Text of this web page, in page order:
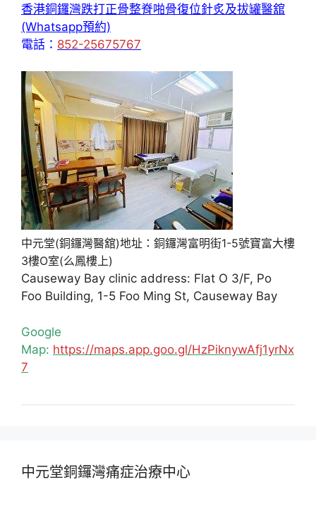
香港銅鑼灣跌打正骨整脊啪骨復位針炙及拔罐醫舘
(Whatsapp預約)
電話： 852-25675767
中元堂(銅鑼灣醫舘)地址：銅鑼灣富明街1-5號寶富大樓
3樓O室(么鳳樓上)
Causeway Bay clinic address: Flat O 3/F, Po
Foo Building, 1-5 Foo Ming St, Causeway Bay
Google
Map: https://maps.app.goo.gl/HzPiknywAfj1yrNx
7
中元堂銅鑼灣痛症治療中心